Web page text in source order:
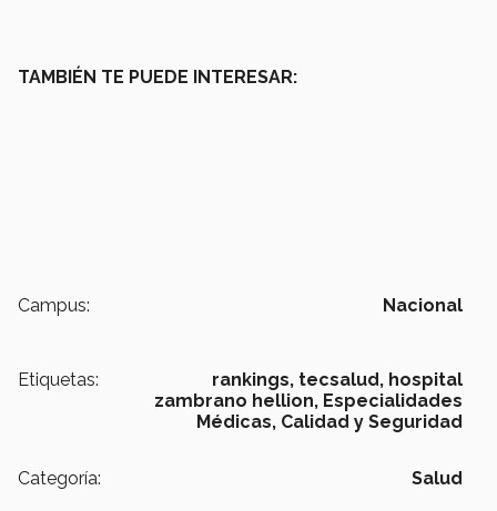
TAMBIÉN TE PUEDE INTERESAR:
Campus: Nacional
Etiquetas: rankings, tecsalud, hospital
zambrano hellion, Especialidades
Médicas, Calidad y Seguridad
Categoría: Salud